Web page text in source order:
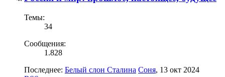
Темы:
34
Сообщения:
1.828
Последнее: Белый слон Сталина Соня, 13 окт 2024